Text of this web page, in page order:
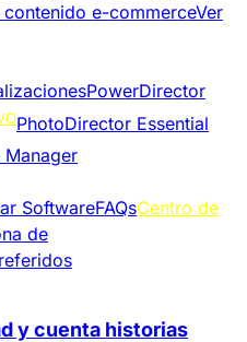
e-commerceVer
PowerDirector
PhotoDirector Essential
SoftwareFAQsCentro de
de
y cuenta historias